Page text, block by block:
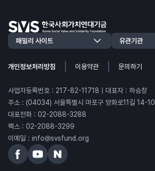
개인정보처리방침 이용약관 문의하기
사업자등록번호 : 217-82-11718 | 대표자 : 하승창
주소 : (04034) 서울특별시 마포구 양화로11길 14-10
대표전화 : 02-2088-3288
팩스 : 02-2088-3299
이메일 : info@svsfund.org